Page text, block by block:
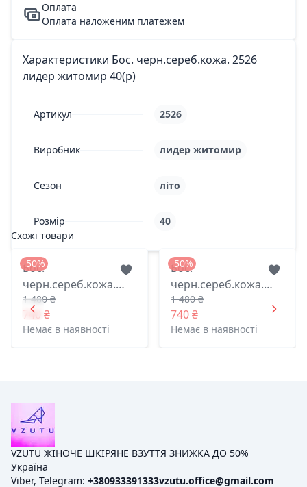
Оплата
Оплата наложеним платежем
Характеристики Бос. черн.сереб.кожа. 2526
лидер житомир 40(р)
Артикул 2526
Виробник лидер житомир
Сезон літо
Розмір
40
Схожі товари
-50%
Бос.
черн.сереб.кожа.
2526 лидер житомир
39(р)
1 480 ₴
740 ₴
Немає в наявності
-50%
Бос.
черн.сереб.кожа.
2526 лидер житомир
37(р)
1 480 ₴
740 ₴
Немає в наявності
VZUTU ЖІНОЧЕ ШКІРЯНЕ ВЗУТТЯ ЗНИЖКА ДО 50%
Україна
Viber, Telegram: +380933391333vzutu.office@gmail.com